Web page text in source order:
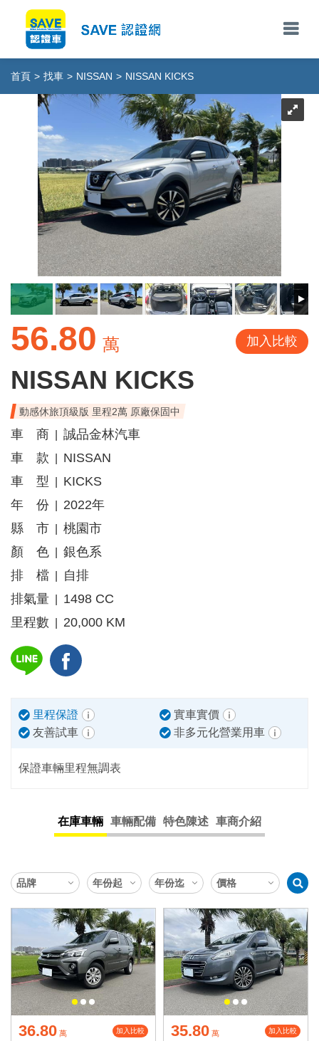
首頁 > 找車 > NISSAN > NISSAN KICKS
56.80 萬 加入比較
NISSAN KICKS
動感休旅頂級版 里程2萬 原廠保固中
車 商
誠品金林汽車
車 款
NISSAN
車 型
KICKS
年 份
2022年
縣 市
桃園市
顏 色
銀色系
排 檔
自排
排氣量
1498 CC
里程數
20,000 KM
里程保證
實車實價
友善試車
非多元化營業用車
保證車輛里程無調表
在庫車輛 車輛配備 特色陳述 車商介紹
36.80 萬 加入比較 35.80 萬 加入比較